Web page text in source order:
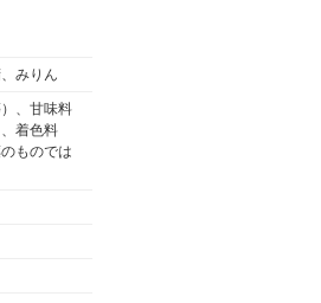
みりん
、甘味料
、着色料
ものでは